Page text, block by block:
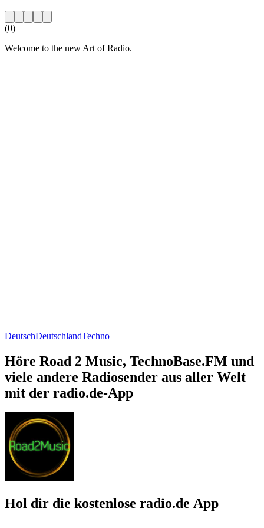
(0)
Welcome to the new Art of Radio.
DeutschDeutschlandTechno
Höre Road 2 Music, TechnoBase.FM und
viele andere Radiosender aus aller Welt
mit der radio.de-App
Hol dir die kostenlose radio.de App